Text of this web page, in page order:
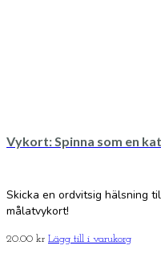
Vykort: Spinna som en
Skicka en ordvitsig hälsning
målatvykort!
20.00 kr Lägg till i varukorg